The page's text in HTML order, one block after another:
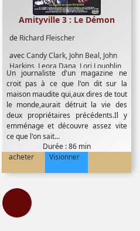
de Richard Fleischer
avecCandy Clark, John Beal, John
Harkins Leora Dana Lori Loughlin,
Meg Ryan,Robert Joy Tess Harper,
Tony Roberts
Amityville 3 : Le Démon
Un journaliste d'un magazine ne
croit pas à ce que l'on dit sur la
maison maudite qui,aux dires de tout
le monde,aurait détruit la vie des
deux propriétaires précédents.Il y
emménage et découvre assez vite
ce que l'on sait...
Durée : 86 min
acheter
Visionner